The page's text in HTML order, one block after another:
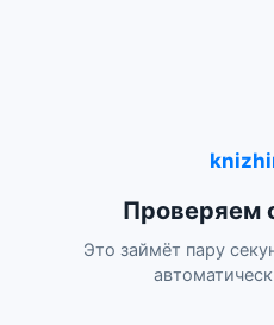
Проверяем
Это займёт пару